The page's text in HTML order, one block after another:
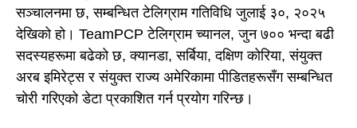
सञ्चालनमा छ, सम्बन्धित टेलिग्राम गतिविधि जुलाई ३०, २०२५
देखिको हो। TeamPCP टेलिग्राम च्यानल, जुन ७०० भन्दा बढी
सदस्यहरूमा बढेको छ, क्यानडा, सर्बिया, दक्षिण कोरिया, संयुक्त
अरब इमिरेट्स र संयुक्त राज्य अमेरिकामा पीडितहरूसँग सम्बन्धित
चोरी गरिएको डेटा प्रकाशित गर्न प्रयोग गरिन्छ।